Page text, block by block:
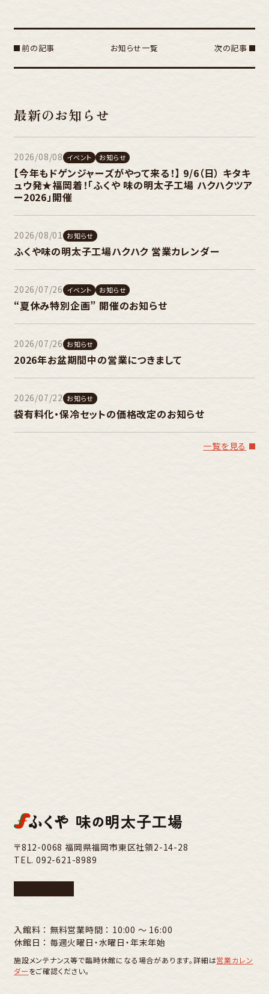
前の記事 お知らせ一覧 次の記事
最新のお知らせ
2026/08/08 イベント お知らせ
【今年もドゲンジャーズがやって来る！】 9/6（日） キタキ
ュウ発★福岡着！「ふくや 味の明太子工場 ハクハクツア
ー2026」開催
2026/08/01 お知らせ
ふくや味の明太子工場ハクハク 営業カレンダー
2026/07/26 イベント お知らせ
“夏休み特別企画” 開催のお知らせ
2026/07/26 お知らせ
2026年お盆期間中の営業につきまして
2026/07/22 お知らせ
袋有料化・保冷セットの価格改定のお知らせ
一覧を見る
〒812-0068 福岡県福岡市東区社領2-14-28
TEL. 092-621-8989
入館料 ： 無料営業時間 ： 10:00 〜 16:00
休館日 ： 毎週火曜日・水曜日・年末年始
施設メンテナンス等で臨時休館になる場合があります。詳細は営業カレン
ダーをご確認ください。